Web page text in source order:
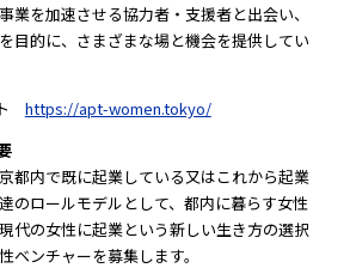
業を加速させる協力者・支援者と出会い、
目的に、さまざまな場と機会を提供してい
https://apt-women.tokyo/
都内で既に起業している又はこれから起業
のロールモデルとして、都内に暮らす女性
代の女性に起業という新しい生き方の選択
ベンチャーを募集します。